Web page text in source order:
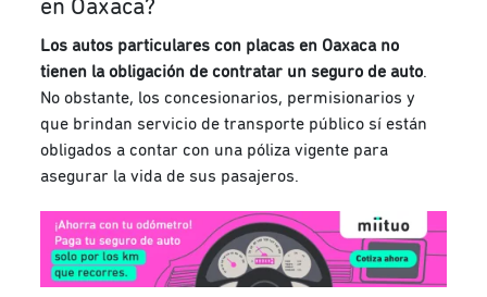
en Oaxaca?
Los autos particulares con placas en Oaxaca no
tienen la obligación de contratar un seguro de auto.
No obstante, los concesionarios, permisionarios y
que brindan servicio de transporte público sí están
obligados a contar con una póliza vigente para
asegurar la vida de sus pasajeros.